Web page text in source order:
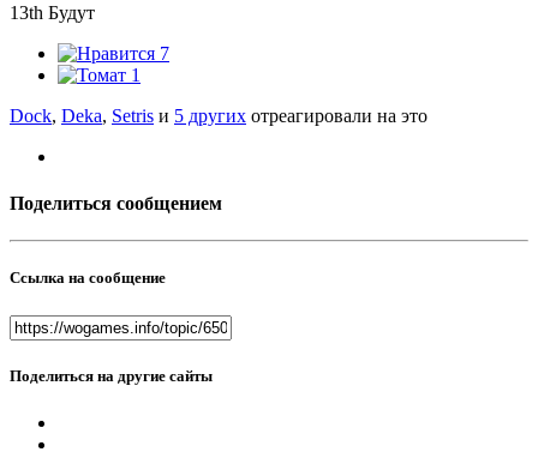
13th Будут
7
1
Dock, Deka, Setris и 5 других отреагировали на это
Поделиться сообщением
Ссылка на сообщение
Поделиться на другие сайты